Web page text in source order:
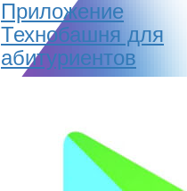
Приложение
Технобашня для
абитуриентов